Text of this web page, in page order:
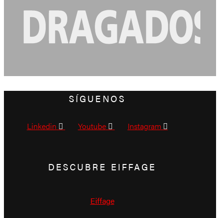
SÍGUENOS
Linkedin Youtube Instagram
DESCUBRE EIFFAGE
Eiffage